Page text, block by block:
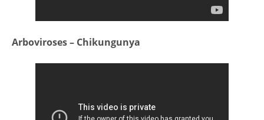
Arboviroses – Chikungunya